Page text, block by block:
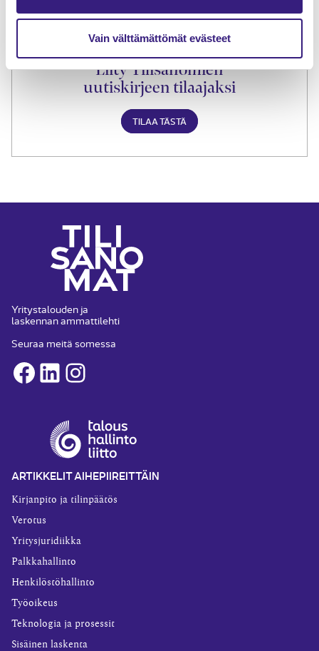
Vain välttämättömät evästeet
Liity Tilisanomien
uutiskirjeen tilaajaksi
TILAA TÄSTÄ
Yritystalouden ja
laskennan ammattilehti
Seuraa meitä somessa
Facebook
LinkedInInstagram
ARTIKKELIT AIHEPIIREITTÄIN
Kirjanpito ja tilinpäätös
Verotus
Yritysjuridiikka
Palkkahallinto
Henkilöstöhallinto
Työoikeus
Teknologia ja prosessit
Sisäinen laskenta